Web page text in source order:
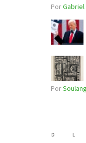
Por
Por
D L